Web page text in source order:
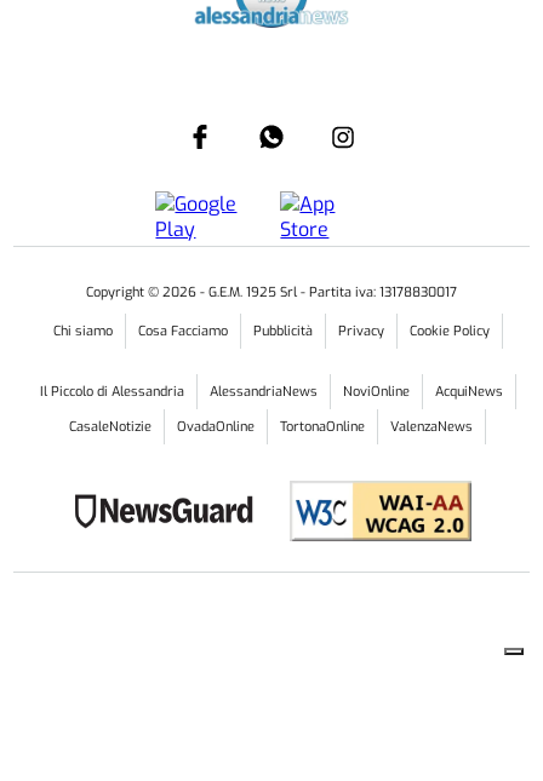
Alessandria: tensione in stabile Atc.
«Scale invivibili, intervenga chi di
I condomini denunciano una situazione ormai al
limite: nelle parti comuni dello stabile segnalano la
presenza di escrementi, urina, cattivi odori e continui
per l'igienizzazione, che non c'è ancora stato